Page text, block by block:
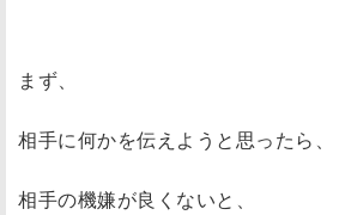
まず、
相手に何かを伝えようと思ったら、
相手の機嫌が良くないと、